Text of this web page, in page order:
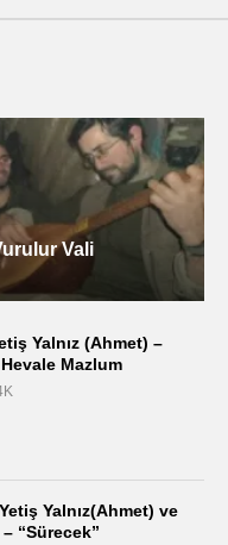
Vali
Yalnız (Ahmet) –
Mazlum
Yalnız(Ahmet) ve
“Sürecek”